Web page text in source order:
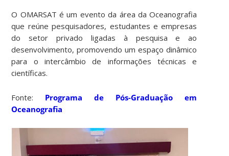
O OMARSAT é um evento da área da Oceanografia
que reúne pesquisadores, estudantes e empresas
do setor privado ligadas à pesquisa e ao
desenvolvimento, promovendo um espaço dinâmico
para o intercâmbio de informações técnicas e
científicas.
Fonte: Programa de Pós-Graduação em
Oceanografia